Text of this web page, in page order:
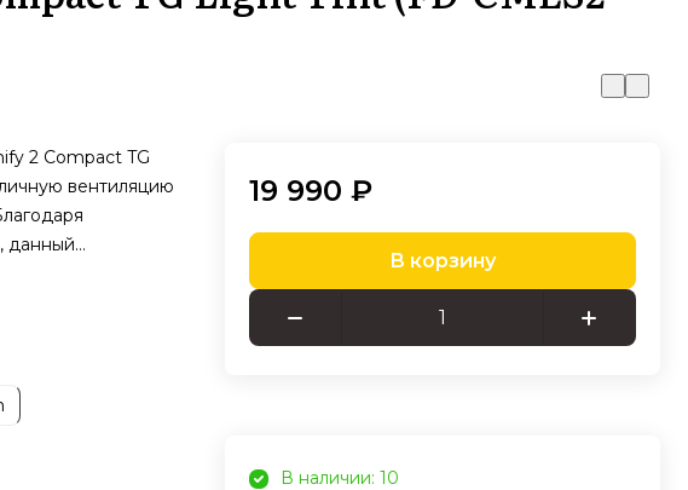
2 Compact TG
вентиляцию
данный
благодаря
вентиляторов и
модель является
кто ценит не
19 990 ₽
В корзину
В наличии: 10